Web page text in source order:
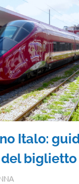
Italo:
biglietto